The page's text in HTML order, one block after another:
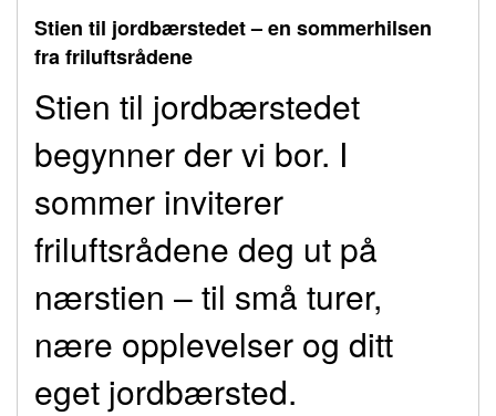
Stien til jordbærstedet – en sommerhilsen
fra friluftsrådene
Stien til jordbærstedet
begynner der vi bor. I
sommer inviterer
friluftsrådene deg ut på
nærstien – til små turer,
nære opplevelser og ditt
eget jordbærsted.